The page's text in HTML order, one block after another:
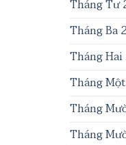
Tháng Tư
Tháng Ba
Tháng Hai
Tháng
Tháng
Tháng